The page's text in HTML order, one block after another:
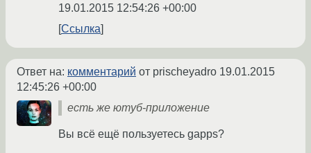
19.01.2015 12:54:26 +00:00
Ссылка
Ответ на: комментарий от prischeyadro 19.01.2015
12:45:26 +00:00
есть же ютуб-приложение
Вы всё ещё пользуетесь gapps?